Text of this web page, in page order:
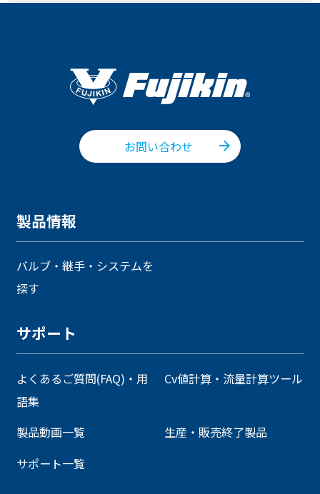
お問い合わせ
製品情報
バルブ・継手・システムを
探す
サポート
よくあるご質問(FAQ)・用
語集
Cv値計算・流量計算ツール
製品動画一覧
生産・販売終了製品
サポート一覧